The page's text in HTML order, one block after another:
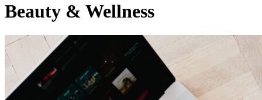
Beauty & Wellness